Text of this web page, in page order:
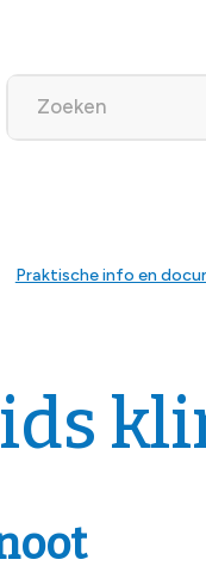
Praktische info en